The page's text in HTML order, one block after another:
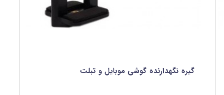
گیره نگهدارنده گوشی موبایل و تبلت